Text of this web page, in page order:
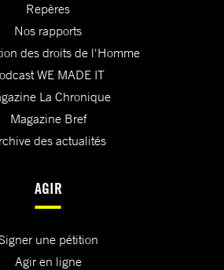
Repères
Nos rapports
des droits de l'Homme
WE MADE IT
La Chronique
Magazine Bref
des actualités
AGIR
une pétition
Agir en ligne